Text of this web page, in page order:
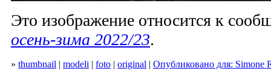
Это изображение относится к
осень-зима 2022/23.
» thumbnail | modeli | foto | original | Опубликовано для: Simone